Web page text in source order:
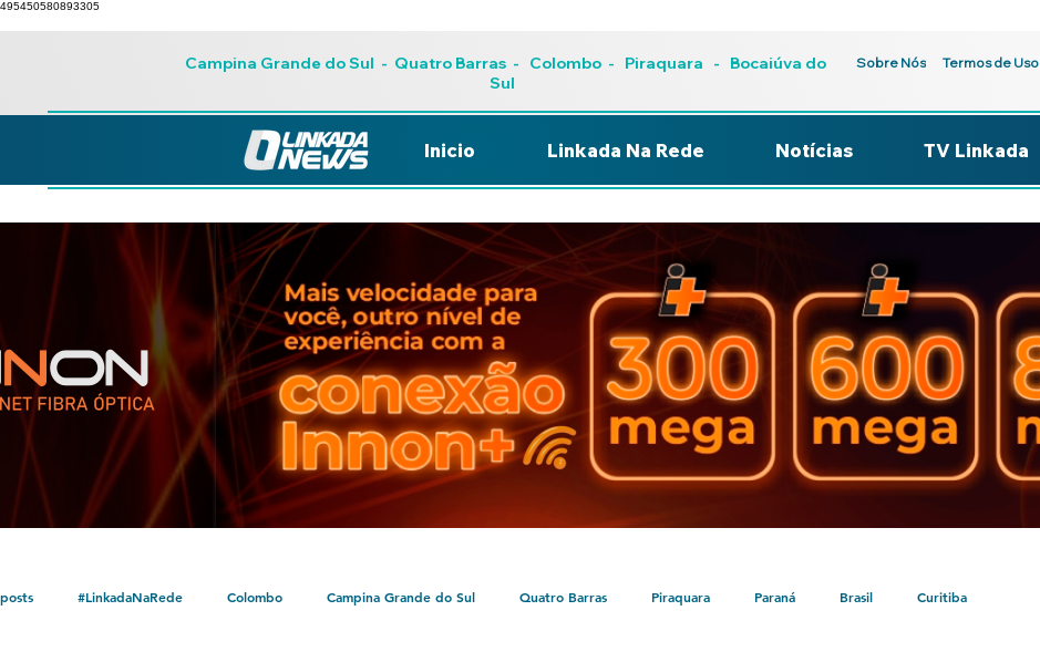
495450580893305
Campina Grande do Sul - Quatro Barras- Colombo- Piraquara - Bocaiúva do
Sul
Sobre Nós Termos de Uso
Inicio Linkada Na Rede Notícias TV Linkada
#LinkadaNaRede Colombo Campina Grande do Sul Quatro Barras Piraquara Paraná Brasil Curitiba